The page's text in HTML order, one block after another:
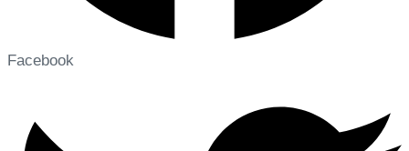
Facebook